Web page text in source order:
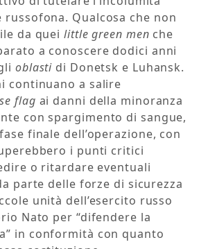
russofona. Qualcosa che non
da queilittle green men che
a conoscere dodici anni
oblasti di Donetsk e Luhansk.
continuano a salire
flag ai danni della minoranza
con spargimento di sangue,
finale dell’operazione, con
i punti critici
o ritardare eventuali
parte delle forze di sicurezza
unità dell’esercito russo
Nato per “difendere la
in conformità con quanto